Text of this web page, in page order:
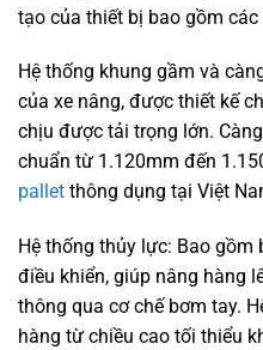
tạo của thiết bị bao gồm
Hệ thống khung gầm và
của xe nâng, được thiết kế
chịu được tải trọng lớn.
chuẩn từ 1.120mm đến
pallet thông dụng tại Việt
Hệ thống thủy lực: Bao
điều khiển, giúp nâng hàng
thông qua cơ chế bơm tay.
hàng từ chiều cao tối thiểu